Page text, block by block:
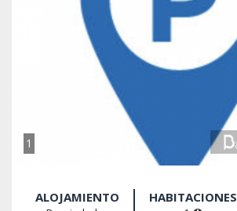
1
ALOJAMIENTO HABITACIONES